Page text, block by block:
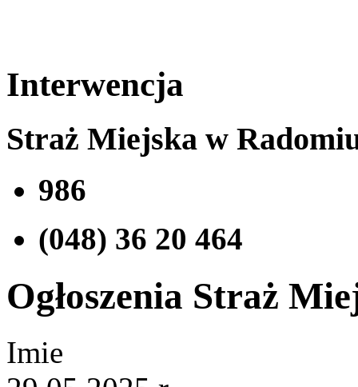
Interwencja
Straż Miejska w
986
(048) 36 20 464
Ogłoszenia Straż
Imie